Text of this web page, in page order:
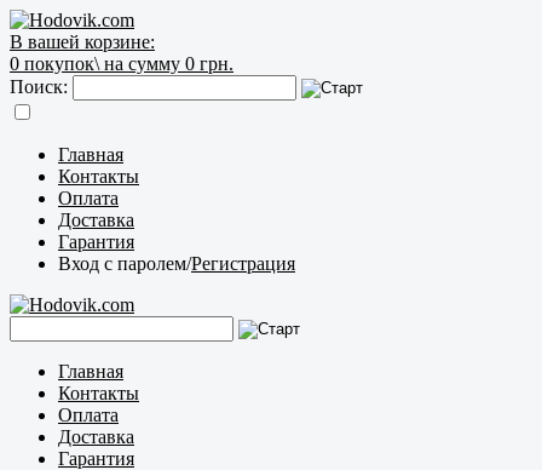
В вашей корзине:
0 покупок\ на сумму 0 грн.
Поиск:
Главная
Контакты
Оплата
Доставка
Гарантия
Вход с паролем/Регистрация
Главная
Контакты
Оплата
Доставка
Гарантия